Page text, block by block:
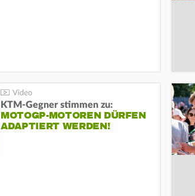
KTM-Gegner stimmen zu:
MOTOGP-MOTOREN DÜRFEN
ADAPTIERT WERDEN!